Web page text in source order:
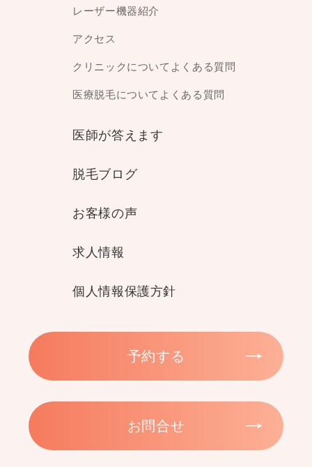
レーザー機器紹介
アクセス
クリニックについてよくある質問
医療脱毛についてよくある質問
医師が答えます
脱毛ブログ
お客様の声
求人情報
個人情報保護方針
予約する
お問合せ